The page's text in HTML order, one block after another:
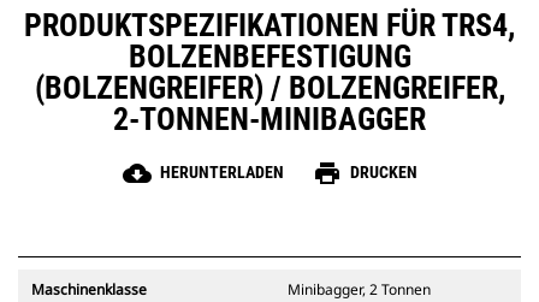
PRODUKTSPEZIFIKATIONEN FÜR TRS4,
BOLZENBEFESTIGUNG
(BOLZENGREIFER) / BOLZENGREIFER,
2-TONNEN-MINIBAGGER
cloud_download HERUNTERLADEN print DRUCKEN
Maschinenklasse Minibagger, 2 Tonnen